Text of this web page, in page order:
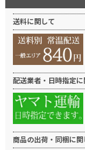
送料に関して
配送業者・日時指定に
商品の出荷・同梱に関